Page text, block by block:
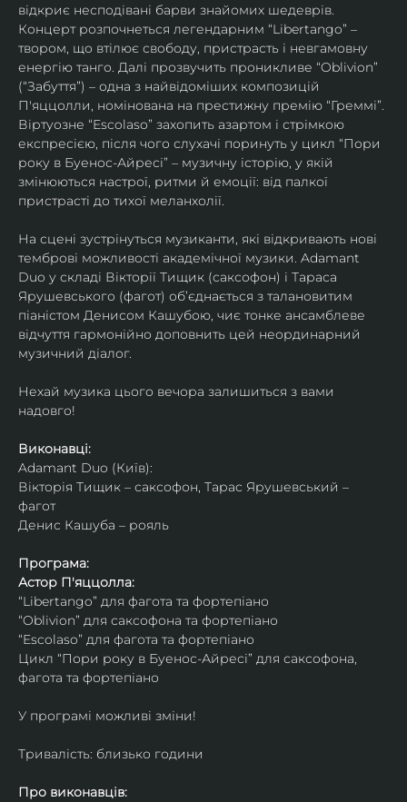
відкриє несподівані барви знайомих шедеврів.
Концерт розпочнеться легендарним “Libertango” –
твором, що втілює свободу, пристрасть і невгамовну
енергію танго. Далі прозвучить проникливе “Oblivion”
(“Забуття”) – одна з найвідоміших композицій
П'яццолли, номінована на престижну премію “Греммі”.
Віртуозне “Escolaso” захопить азартом і стрімкою
експресією, після чого слухачі поринуть у цикл “Пори
року в Буенос-Айресі” – музичну історію, у якій
змінюються настрої, ритми й емоції: від палкої
пристрасті до тихої меланхолії.
На сцені зустрінуться музиканти, які відкривають нові
темброві можливості академічної музики. Adamant
Duo у складі Вікторії Тищик (саксофон) і Тараса
Ярушевського (фагот) об’єднається з талановитим
піаністом Денисом Кашубою, чиє тонке ансамблеве
відчуття гармонійно доповнить цей неординарний
музичний діалог.
Нехай музика цього вечора залишиться з вами
надовго!
Виконавці:
Adamant Duo (Київ):
Вікторія Тищик – саксофон, Тарас Ярушевський –
фагот
Денис Кашуба – рояль
Програма:
Астор П'яццолла:
“Libertango” для фагота та фортепіано
“Oblivion” для саксофона та фортепіано
“Escolaso” для фагота та фортепіано
Цикл “Пори року в Буенос-Айресі” для саксофона,
фагота та фортепіано
У програмі можливі зміни!
Тривалість: близько години
Про виконавців: